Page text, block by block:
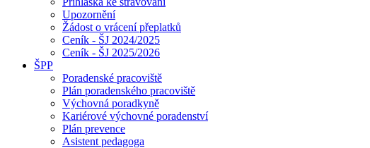
Upozornění
Žádost o vrácení přeplatků
Ceník - ŠJ 2024/2025
Ceník - ŠJ 2025/2026
ŠPP
Poradenské pracoviště
Plán poradenského pracoviště
Výchovná poradkyně
Kariérové výchovné poradenství
Plán prevence
Asistent pedagoga